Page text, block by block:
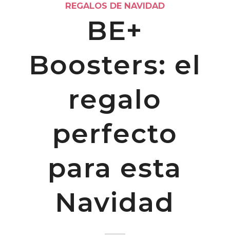
REGALOS DE NAVIDAD
BE+
Boosters: el
regalo
perfecto
para esta
Navidad